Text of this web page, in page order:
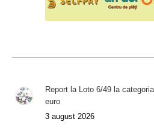
Report la Loto 6/49 la
euro
3 august 2026